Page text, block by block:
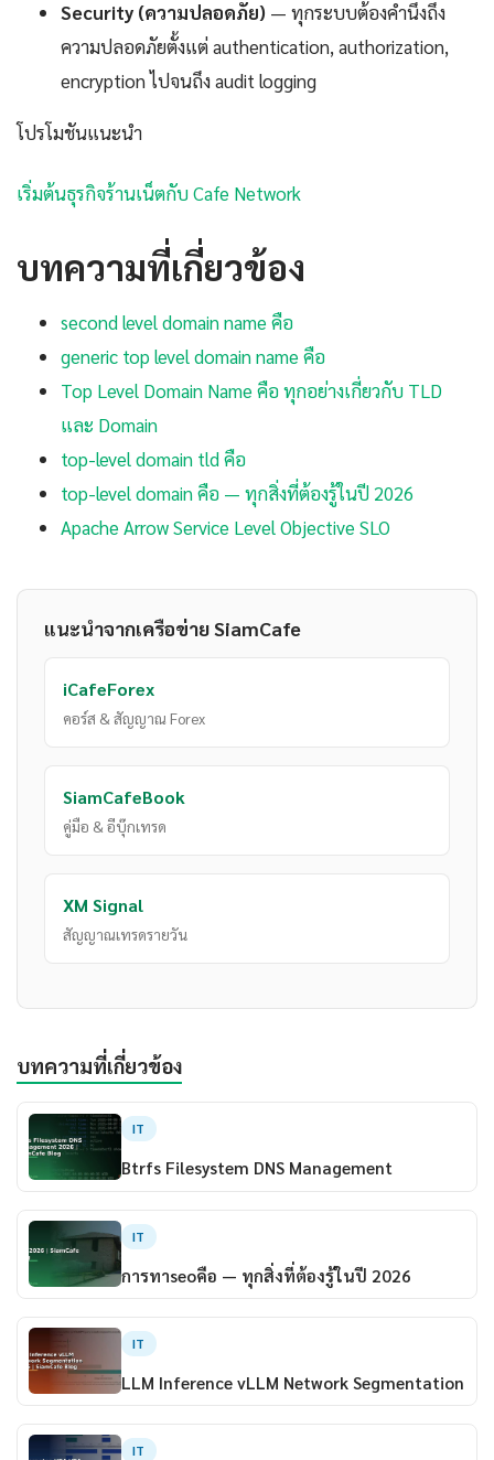
Security (ความปลอดภัย) — ทุกระบบต้องคำนึงถึง
ความปลอดภัยตั้งแต่ authentication, authorization,
encryption ไปจนถึง audit logging
โปรโมชันแนะนำ
เริ่มต้นธุรกิจร้านเน็ตกับ Cafe Network
บทความที่เกี่ยวข้อง
second level domain name คือ
generic top level domain name คือ
Top Level Domain Name คือ ทุกอย่างเกี่ยวกับ TLD
และ Domain
top-level domain tld คือ
top-level domain คือ — ทุกสิ่งที่ต้องรู้ในปี 2026
Apache Arrow Service Level Objective SLO
แนะนำจากเครือข่าย SiamCafe
iCafeForex
คอร์ส & สัญญาณ Forex
SiamCafeBook
คู่มือ & อีบุ๊กเทรด
XM Signal
สัญญาณเทรดรายวัน
บทความที่เกี่ยวข้อง
IT
Btrfs Filesystem DNS Management
IT
การทาseoคือ — ทุกสิ่งที่ต้องรู้ในปี 2026
IT
LLM Inference vLLM Network Segmentation
IT